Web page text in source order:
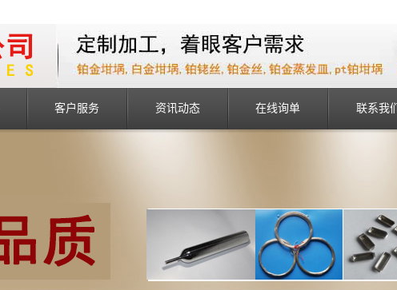
客户服务 资讯动态 在线询单 联系我们